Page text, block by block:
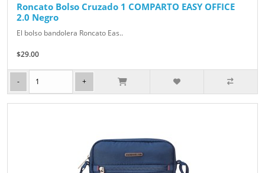
Roncato Bolso Cruzado 1 COMPARTO EASY OFFICE
2.0 Negro
El bolso bandolera Roncato Eas..
$29.00